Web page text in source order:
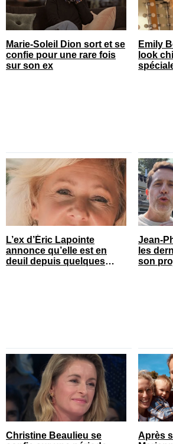
Marie-Soleil Dion sort et se
confie pour une rare fois
sur son ex
Emily
look
L’ex d’Éric Lapointe
annonce qu’elle est en
deuil depuis quelques
Jean-
les
son
Christine Beaulieu se
Après